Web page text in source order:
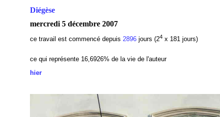
Diégèse
mercredi 5 décembre 2007
ce travail est commencé depuis 2896jours (24x 181 jours)
ce qui représente 16,6926% de la vie de l'auteur
hier